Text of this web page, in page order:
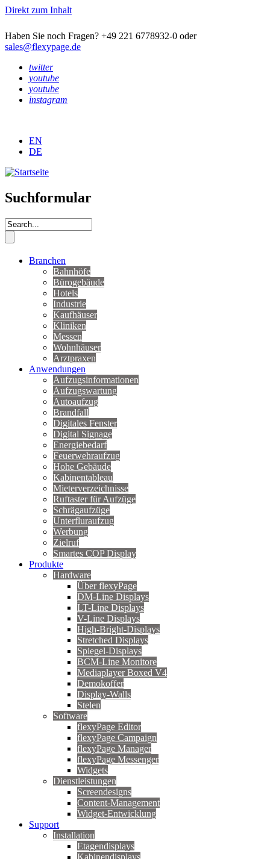
Direkt zum Inhalt
Haben Sie noch Fragen? +49 221 6778932-0 oder
sales@flexypage.de
twitter
youtube
youtube
instagram
EN
DE
Suchformular
Branchen
Bahnhöfe
Bürogebäude
Hotels
Industrie
Kaufhäuser
Kliniken
Messen
Wohnhäuser
Arztpraxen
Anwendungen
Aufzugsinformationen
Aufzugswartung
Autoaufzug
Brandfall
Digitales Fenster
Digital Signage
Energiebedarf
Feuerwehraufzug
Hohe Gebäude
Kabinentableau
Mieterverzeichnisse
Ruftaster für Aufzüge
Schrägaufzüge
Unterfluraufzug
Werbung
Zielruf
Smartes COP Display
Produkte
Hardware
Über flexyPage
DM-Line Displays
LT-Line Displays
V-Line Displays
High-Bright-Displays
Stretched Displays
Spiegel-Displays
BCM-Line Monitore
Mediaplayer Boxed V4
Demokoffer
Display-Walls
Stelen
Software
flexyPage Editor
flexyPage Campaign
flexyPage Manager
flexyPage Messenger
Widgets
Dienstleistungen
Screendesigns
Content-Management
Widget-Entwicklung
Support
Installation
Etagendisplays
Kabinendisplays